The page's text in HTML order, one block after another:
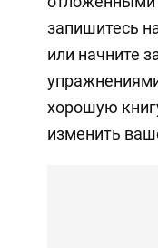
запишитесь
или начните
хорошую
изменить